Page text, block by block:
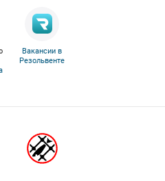
Вакансии в
Резольвенте